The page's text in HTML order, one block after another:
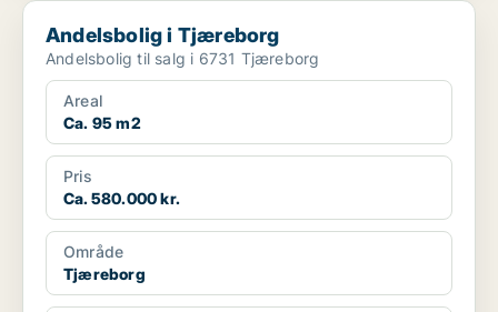
Andelsbolig i Tjæreborg
Andelsbolig i Tjæreborg
Andelsbolig til salg i 6731 Tjæreborg
Areal
Ca. 95 m2
Pris
Ca. 580.000 kr.
Område
Tjæreborg